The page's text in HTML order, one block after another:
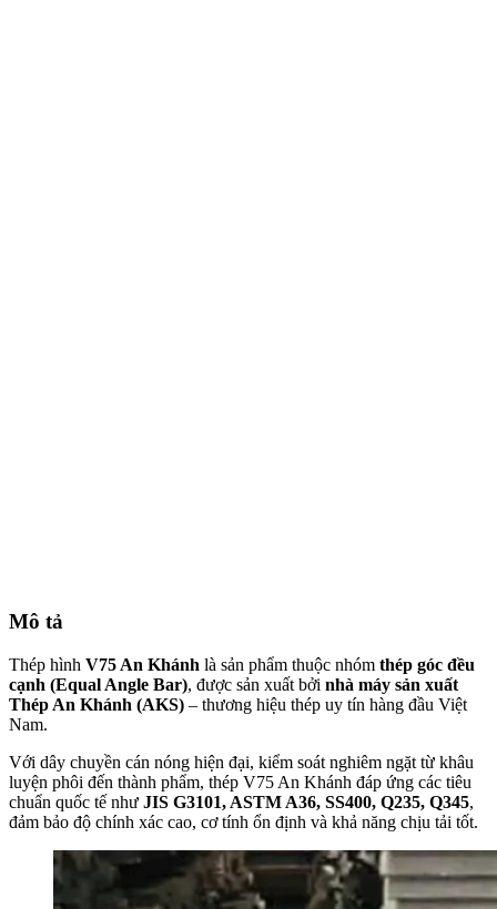
Mô tả
Thép hình V75 An Khánh là sản phẩm thuộc nhóm thép góc đều
cạnh (Equal Angle Bar), được sản xuất bởi nhà máy sản xuất
Thép An Khánh (AKS) – thương hiệu thép uy tín hàng đầu Việt
Nam.
Với dây chuyền cán nóng hiện đại, kiểm soát nghiêm ngặt từ khâu
luyện phôi đến thành phẩm, thép V75 An Khánh đáp ứng các tiêu
chuẩn quốc tế như JIS G3101, ASTM A36, SS400, Q235, Q345,
đảm bảo độ chính xác cao, cơ tính ổn định và khả năng chịu tải tốt.